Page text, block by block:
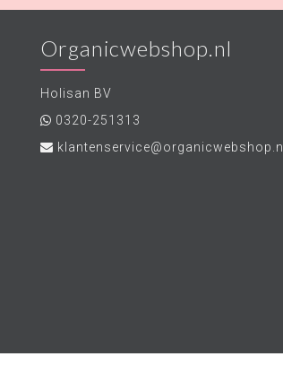
Organicwebshop.nl
Holisan BV
0320-251313
klantenservice@organicwebshop.nl